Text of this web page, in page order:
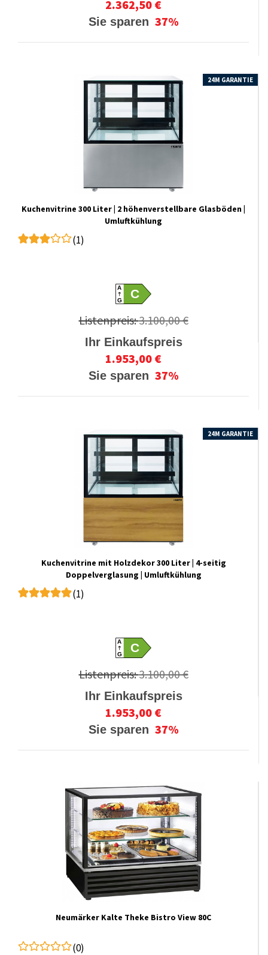
2.362,50 €
Sie sparen 37%
24M GARANTIE
Kuchenvitrine 300 Liter | 2 höhenverstellbare Glasböden |
Umluftkühlung
(1)
A
GC
Listenpreis:3.100,00 €
Ihr Einkaufspreis
1.953,00 €
Sie sparen 37%
24M GARANTIE
Kuchenvitrine mit Holzdekor 300 Liter | 4-seitig
Doppelverglasung | Umluftkühlung
(1)
A
GC
Listenpreis:3.100,00 €
Ihr Einkaufspreis
1.953,00 €
Sie sparen 37%
Neumärker Kalte Theke Bistro View 80C
(0)